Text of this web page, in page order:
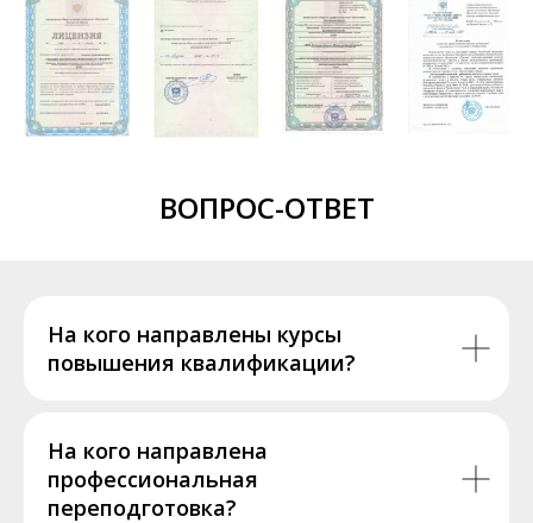
ВОПРОС-ОТВЕТ
На кого направлены курсы
повышения квалификации?
На кого направлена
профессиональная
переподготовка?